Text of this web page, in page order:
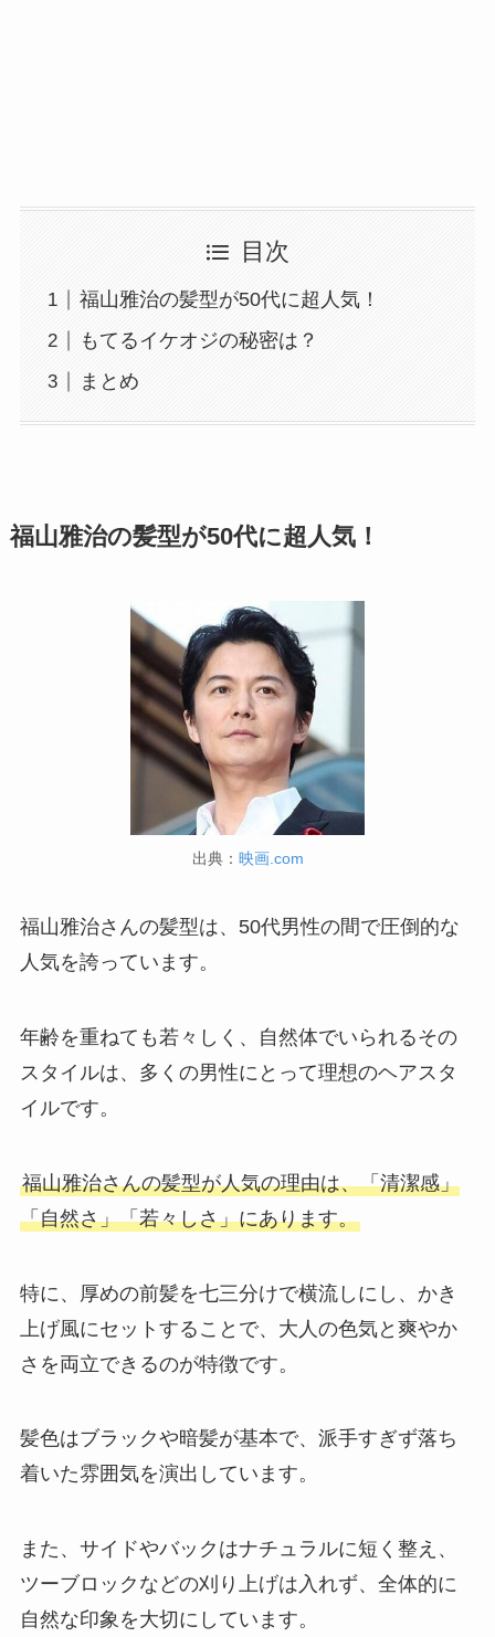
目次
福山雅治の髪型が50代に超人気！
もてるイケオジの秘密は？
まとめ
福山雅治の髪型が50代に超人気！
出典： 映画.com
福山雅治さんの髪型は、50代男性の間で圧倒的な
人気を誇っています。
年齢を重ねても若々しく、自然体でいられるその
スタイルは、多くの男性にとって理想のヘアスタ
イルです。
福山雅治さんの髪型が人気の理由は、「清潔感」
「自然さ」「若々しさ」にあります。
特に、厚めの前髪を七三分けで横流しにし、かき
上げ風にセットすることで、大人の色気と爽やか
さを両立できるのが特徴です。
髪色はブラックや暗髪が基本で、派手すぎず落ち
着いた雰囲気を演出しています。
また、サイドやバックはナチュラルに短く整え、
ツーブロックなどの刈り上げは入れず、全体的に
自然な印象を大切にしています。